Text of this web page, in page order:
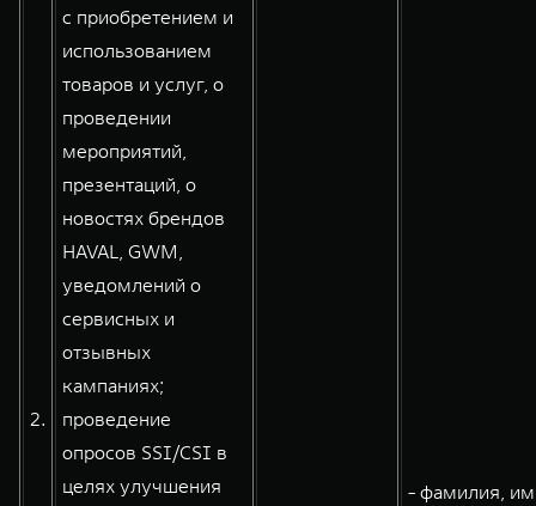
2.
с приобретением и
использованием
товаров и услуг, о
проведении
мероприятий,
презентаций, о
новостях брендов
HAVAL, GWM,
уведомлений о
сервисных и
отзывных
кампаниях;
проведение
опросов SSI/CSI в
целях улучшения
- фамилия,